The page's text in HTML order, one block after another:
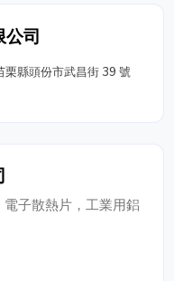
公司
縣頭份市武昌街 39 號
子散熱片，工業用鋁